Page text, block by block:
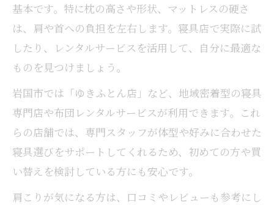
基本です。特に枕の高さや形状、マットレスの硬さ
は、肩や首への負担を左右します。寝具店で実際に試
したり、レンタルサービスを活用して、自分に最適な
ものを見つけましょう。
岩国市では「ゆきふとん店」など、地域密着型の寝具
専門店や布団レンタルサービスが利用できます。これ
らの店舗では、専門スタッフが体型や好みに合わせた
寝具選びをサポートしてくれるため、初めての方や買
い替えを検討している方にも安心です。
肩こりが気になる方は、口コミやレビューも参考にし